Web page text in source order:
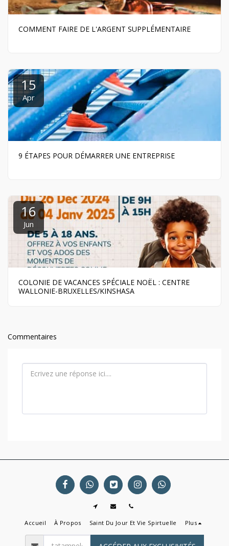
COMMENT FAIRE DE L'ARGENT SUPPLÉMENTAIRE
15
Apr
9 ÉTAPES POUR DÉMARRER UNE ENTREPRISE
16
Jun
COLONIE DE VACANCES SPÉCIALE NOËL : CENTRE
WALLONIE-BRUXELLES/KINSHASA
Commentaires
Accueil À Propos Saint Du Jour Et Vie Spirtuelle Plus